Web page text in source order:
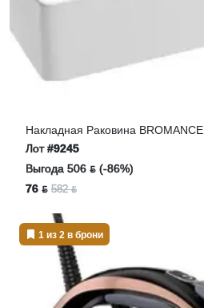
Накладная Раковина BROMANCE
Лот#9245
Выгода 506 ƃ (-86%)
76 ƃ 582 ƃ
1 из 2 в брони